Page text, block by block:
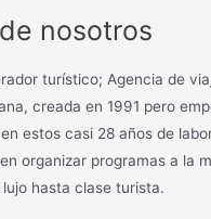
nosotros
turístico; Agencia de
creada en 1991 pero
estos casi 28 años de
organizar programas a la
hasta clase turista.